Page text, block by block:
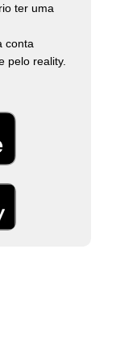
ter uma
conta
pelo reality.